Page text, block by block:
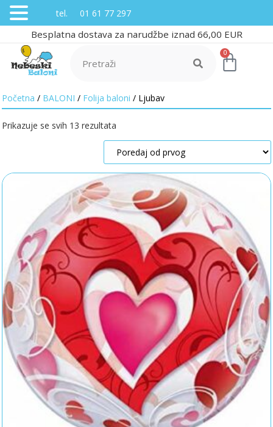
Besplatna dostava za narudžbe iznad 66,00 EUR
0
Početna / BALONI / Folija baloni / Ljubav
Prikazuje se svih 13 rezultata
tel. 01 61 77 297